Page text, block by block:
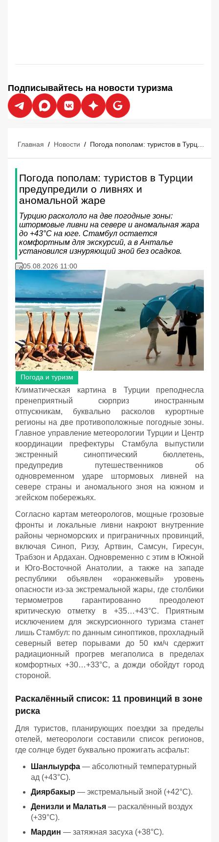
Подписывайтесь на новости туризма
Главная / Новости /
Погода пополам: туристов в Турции
предупредили о ливнях и
аномальной жаре
Турцию раскололо на две погодные зоны:
штормовые ливни на севере и аномальная жара
до +43°C на юге. Стамбул остается
комфортным для экскурсий, а в Анталье
установился изнуряющий зной без осадков.
05.08.2026 11:00
Погода и туризм
Климатическая картина в Турции преподнесла
пренеприятный сюрприз иностранным
отпускникам, буквально расколов курортные
регионы на две противоположные погодные зоны.
Главное управление метеорологии Турции и Центр
координации префектуры Стамбула выпустили
экстренный синоптический бюллетень,
предупредив путешественников об
одновременном ударе штормовых ливней на
севере страны и аномального зноя на южном и
эгейском побережьях.
Согласно картам метеорологов, мощные грозовые
фронты и локальные ливни накроют внутренние
районы черноморских и приграничных провинций,
включая Синоп, Ризу, Артвин, Самсун, Гиресун,
Трабзон и Ардахан. Одновременно с этим в Южной
и Юго-Восточной Анатолии, а также на западе
республики объявлен «оранжевый» уровень
опасности из-за экстремальной жары, где столбики
термометров гарантированно преодолеют
критическую отметку в +35…+43°C. Приятным
исключением для экскурсионного туризма станет
лишь Стамбул: по данным синоптиков, прохладный
северный ветер порывами до 50 км/ч сдержит
радиационный прогрев мегаполиса в пределах
комфортных +30…+33°C, а дожди обойдут город
стороной.
Раскалённый список: 11 провинций в зоне
риска
Для туристов, планирующих поездки за пределы
отелей, метеорологи составили список регионов,
где солнце будет буквально прожигать асфальт:
Шанлыурфа — абсолютный температурный
ад (+43°C).
Диярбакыр — экстремальный зной (+42°C).
Денизли и Малатья — раскалённый воздух
(+39°C).
Мардин — затяжная засуха (+38°C).